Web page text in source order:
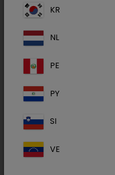
homogéneas com
Cada esfera tem
numerosos poros que
precursores
são excretados
metabolizados
Porus One tem um
administrado
administração, o Porus
com uma pequena
KR
NL
PE
PY
SI
VE